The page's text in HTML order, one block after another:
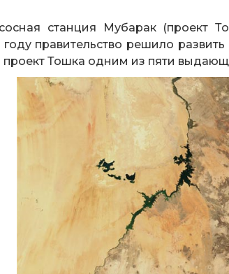
станция Мубарак (проект
правительство решило
проект Тошка одним из пяти